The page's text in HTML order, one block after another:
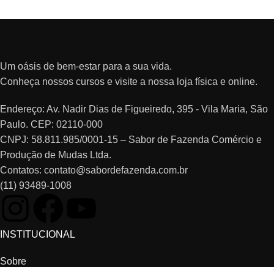
Um oásis de bem-estar para a sua vida.
Conheça nossos cursos e visite a nossa loja física e online.
Endereço: Av. Nadir Dias de Figueiredo, 395 - Vila Maria, São
Paulo. CEP: 02110-000
CNPJ: 58.811.985/0001-15 – Sabor de Fazenda Comércio e
Produção de Mudas Ltda.
Contatos: contato@sabordefazenda.com.br
(11) 93489-1008
INSTITUCIONAL
Sobre